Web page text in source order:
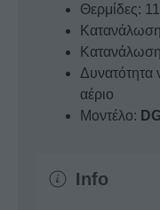
Θερμίδες:
Δυνατότητα
αέριο
Μοντέλο:
Info